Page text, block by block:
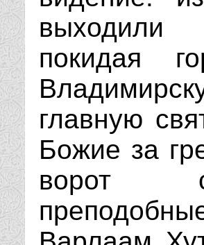
выходили
покидая
главную
Божие за
ворот